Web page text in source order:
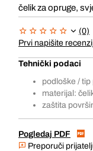
čelik za opruge,
(0)
Prvi napišite
Tehnički podaci
podloške /
materijal:
zaštita
Pogledaj PDF
Preporuči